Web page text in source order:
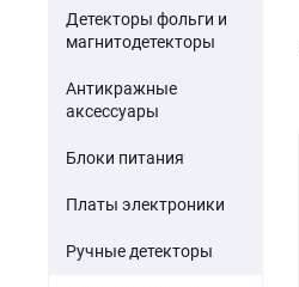
Мини-ПК
Электронные
Б/У товары
ПО для
Детекторы фольги и
магнитодетекторы
Антикражные
аксессуары
Блоки питания
Платы электроники
Ручные детекторы